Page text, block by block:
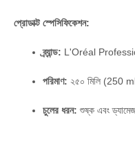
প্রোডাক্ট স্পেসিফিকেশন:
ব্র্যান্ড: L'Oréal
পরিমাণ: ২৫০ মিলি (250
চুলের ধরন: শুষ্ক এবং